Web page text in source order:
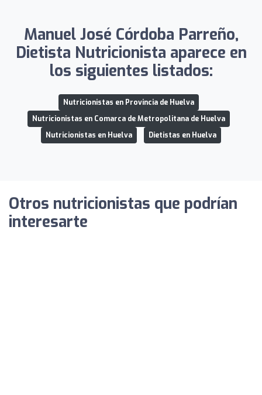
Manuel José Córdoba Parreño,
Dietista Nutricionista aparece en
los siguientes listados:
Nutricionistas en Provincia de Huelva
Nutricionistas en Comarca de Metropolitana de Huelva
Nutricionistas en Huelva
Dietistas en Huelva
Otros nutricionistas que podrían
interesarte